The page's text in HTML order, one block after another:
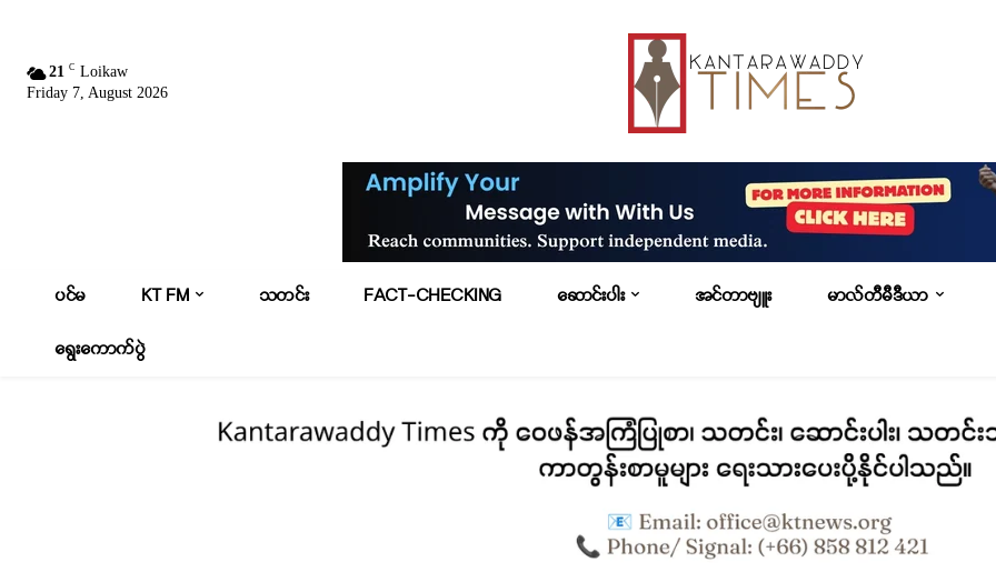
21 C Loikaw
Friday 7, August 2026
ပင်မ KT FM သတင်း FACT-CHECKING ဆောင်းပါး အင်တာဗျူး မာလ်တီမီဒီယာ
ရွေးကောက်ပွဲ